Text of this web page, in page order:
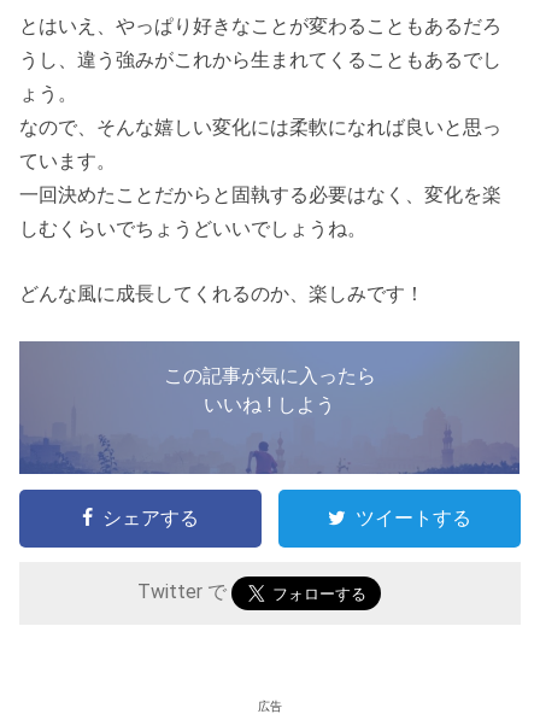
とはいえ、やっぱり好きなことが変わることもあるだろ
うし、違う強みがこれから生まれてくることもあるでし
ょう。
なので、そんな嬉しい変化には柔軟になれば良いと思っ
ています。
一回決めたことだからと固執する必要はなく、変化を楽
しむくらいでちょうどいいでしょうね。
どんな風に成長してくれるのか、楽しみです！
この記事が気に入ったら
いいね ! しよう
シェアする ツイートする
Twitter で
広告